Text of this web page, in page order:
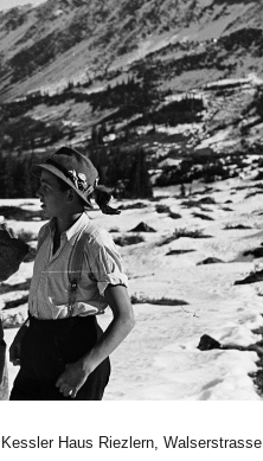
Haus Riezlern, Walserstrasse